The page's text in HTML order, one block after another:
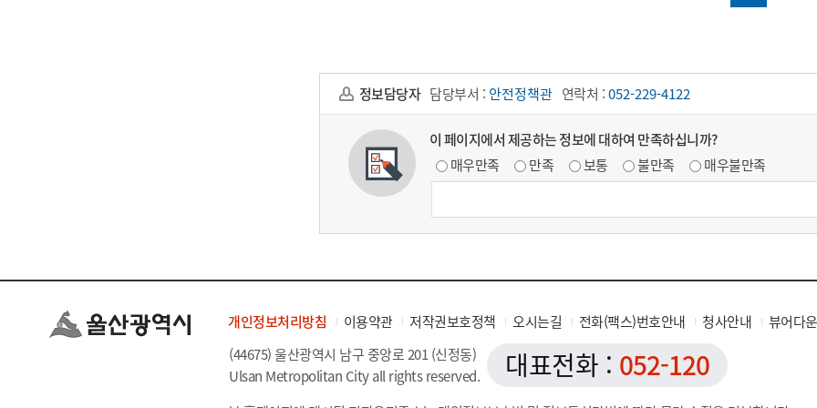
정보담당자 담당부서 : 안전정책관 연락처 :052-229-4122
이 페이지에서 제공하는 정보에 대하여 만족하십니까?
매우만족
만족 보통 불만족 매우불만족
개인정보처리방침 이용약관 저작권보호정책 오시는길 전화(팩스)번호안내 청사안내
뷰어다
(44675) 울산광역시 남구 중앙로 201 (신정동)
Ulsan Metropolitan City all rights reserved.
대표전화 : 052-120